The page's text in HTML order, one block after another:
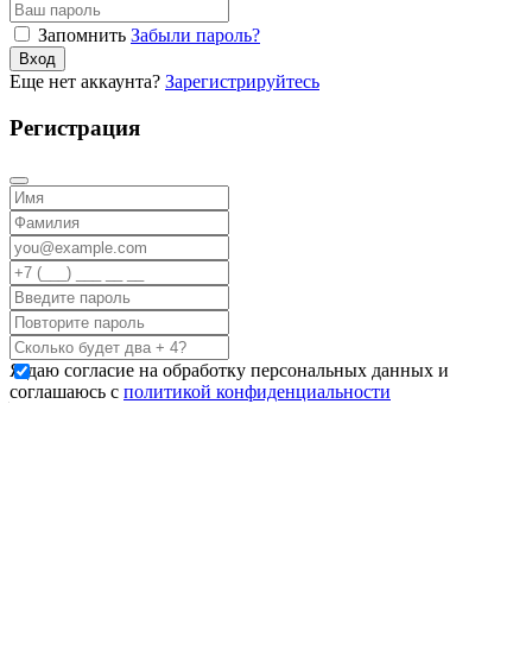
Запомнить Забыли пароль?
Вход
Еще нет аккаунта? Зарегистрируйтесь
Регистрация
Я даю согласие на обработку персональных данных и
соглашаюсь с политикой конфиденциальности